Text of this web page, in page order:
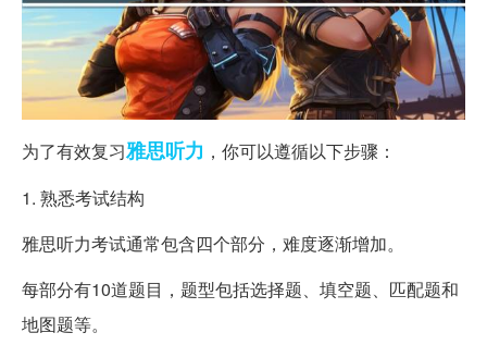
为了有效复习雅思听力 ，你可以遵循以下步骤：
1. 熟悉考试结构
雅思听力考试通常包含四个部分，难度逐渐增加。
每部分有10道题目，题型包括选择题、填空题、匹配题和
地图题等。